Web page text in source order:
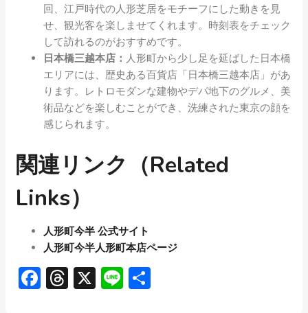
回、江戸時代の人形芝居をモチーフにした動きを見
せ、観光客を楽しませてくれます。時刻表をチェック
して訪れるのがおすすめです。
日本橋三越本店： 人形町から少し足を延ばした日本橋
エリアには、歴史ある百貨店「日本橋三越本店」があ
ります。レトロモダンな建物やデパ地下のグルメ、美
術品などを楽しむことができ、洗練された東京の顔を
感じられます。
関連リンク（Related
Links）
人形町今半 公式サイト
人形町今半人形町本店ページ
Facebook
Threads
X Line